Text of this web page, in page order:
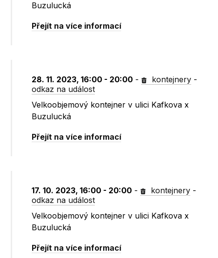
Buzulucká
Přejít na více informací
28. 11. 2023, 16:00 - 20:00 - kontejnery -
odkaz na událost
Velkoobjemový kontejner v ulici Kafkova x
Buzulucká
Přejít na více informací
17. 10. 2023, 16:00 - 20:00 - kontejnery -
odkaz na událost
Velkoobjemový kontejner v ulici Kafkova x
Buzulucká
Přejít na více informací